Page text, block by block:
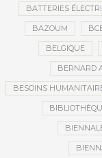
BATTERIES
BAZOUM
BELGIQUE
BERNARD
BESOINS